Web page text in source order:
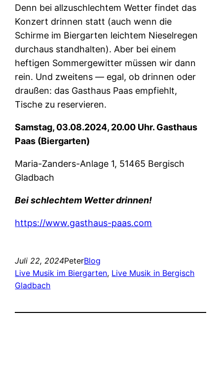
Denn bei allzuschlechtem Wetter findet das
Konzert drinnen statt (auch wenn die
Schirme im Biergarten leichtem Nieselregen
durchaus standhalten). Aber bei einem
heftigen Sommergewitter müssen wir dann
rein. Und zweitens — egal, ob drinnen oder
draußen: das Gasthaus Paas empfiehlt,
Tische zu reservieren.
Samstag, 03.08.2024, 20.00 Uhr. Gasthaus
Paas (Biergarten)
Maria-Zanders-Anlage 1, 51465 Bergisch
Gladbach
Bei schlechtem Wetter drinnen!
https://www.gasthaus-paas.com
Juli 22, 2024PeterBlog
Live Musik im Biergarten, Live Musik in Bergisch
Gladbach